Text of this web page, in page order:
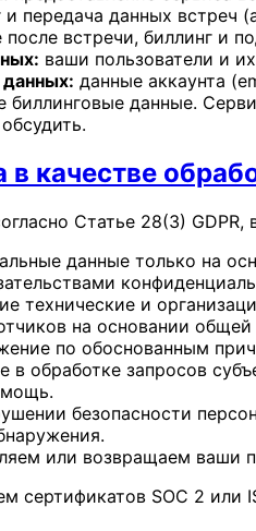
и передача данных встреч
встречи, биллинг и
ваши пользователи и
данные аккаунта
биллинговые данные.
качестве
Статье 28(3) GDPR,
данные только на
технические и
на основании
по обоснованным
обработке запросов
безопасности
или возвращаем ваши
сертификатов SOC 2 или